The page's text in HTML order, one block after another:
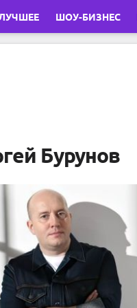
ШОУ-БИЗНЕС
Бурунов